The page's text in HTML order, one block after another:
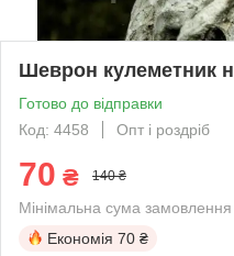
Шеврон кулеметник
Готово до відправки
Код: 4458
Опт і роздріб
70 ₴ 140 ₴
Мінімальна сума
Економія 70 ₴